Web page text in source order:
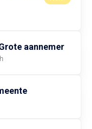
aannemer